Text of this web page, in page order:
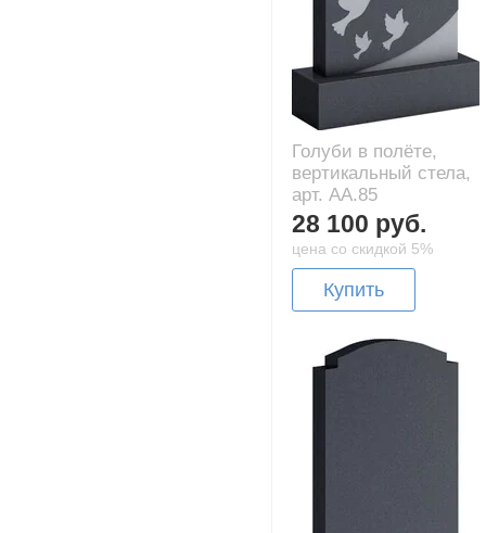
Голуби в полёте,
вертикальный стела,
арт. AA.85
28 100 руб.
цена со скидкой 5%
Купить